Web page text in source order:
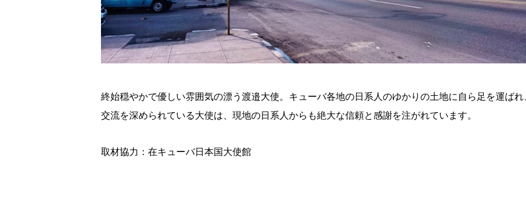
終始穏やかで優しい雰囲気の漂う渡邉大使。キューバ各地の日系人のゆかりの土地に自ら足を運ばれ
交流を深められている大使は、現地の日系人からも絶大な信頼と感謝を注がれています。
取材協力：在キューバ日本国大使館